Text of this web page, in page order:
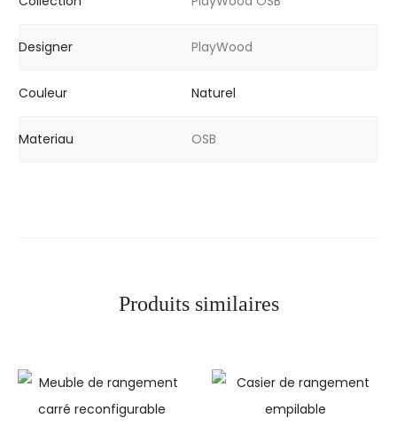
Designer PlayWood
Couleur Naturel
Materiau OSB
Produits similaires